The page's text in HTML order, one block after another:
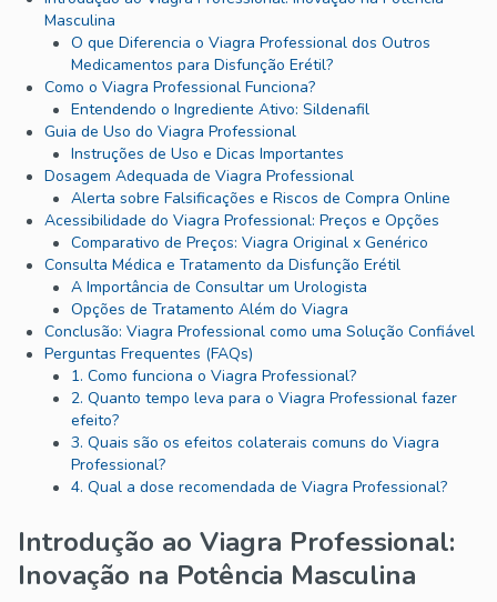
Masculina
O que Diferencia o Viagra Professional dos Outros
Medicamentos para Disfunção Erétil?
Como o Viagra Professional Funciona?
Entendendo o Ingrediente Ativo: Sildenafil
Guia de Uso do Viagra Professional
Instruções de Uso e Dicas Importantes
Dosagem Adequada de Viagra Professional
Alerta sobre Falsificações e Riscos de Compra Online
Acessibilidade do Viagra Professional: Preços e Opções
Comparativo de Preços: Viagra Original x Genérico
Consulta Médica e Tratamento da Disfunção Erétil
A Importância de Consultar um Urologista
Opções de Tratamento Além do Viagra
Conclusão: Viagra Professional como uma Solução Confiável
Perguntas Frequentes (FAQs)
1. Como funciona o Viagra Professional?
2. Quanto tempo leva para o Viagra Professional fazer
efeito?
3. Quais são os efeitos colaterais comuns do Viagra
Professional?
4. Qual a dose recomendada de Viagra Professional?
Introdução ao Viagra Professional:
Inovação na Potência Masculina